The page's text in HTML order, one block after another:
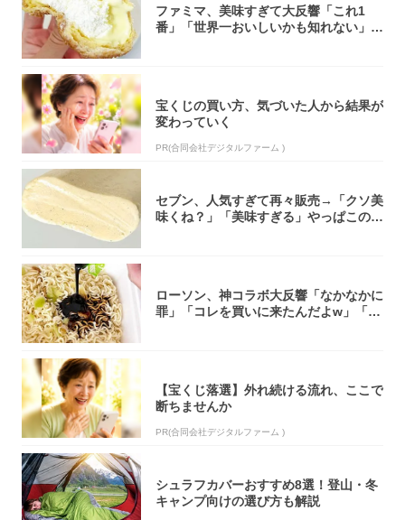
ファミマ、美味すぎて大反響「これ1
番」「世界一おいしいかも知れない」
宝くじの買い方、気づいた人から結果が
変わっていく
PR(合同会社デジタルファーム )
セブン、人気すぎて再々販売→「クソ美
味くね？」「美味すぎる」やっぱこのク
ローソン、神コラボ大反響「なかなかに
罪」「コレを買いに来たんだよw」「３
【宝くじ落選】外れ続ける流れ、ここで
断ちませんか
PR(合同会社デジタルファーム )
シュラフカバーおすすめ8選！登山・冬
キャンプ向けの選び方も解説